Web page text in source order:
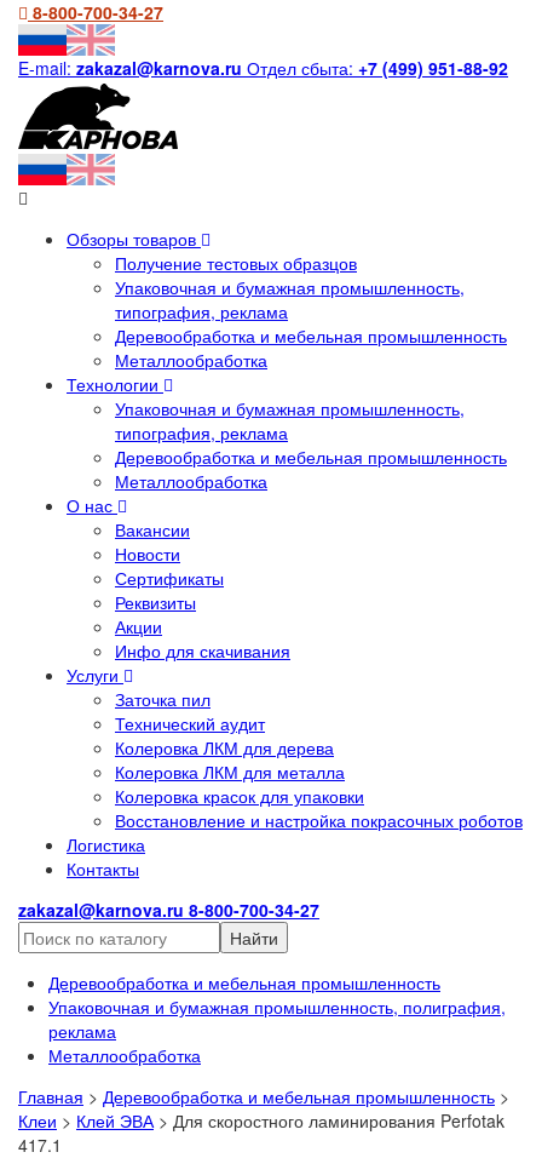
8-800-700-34-27
E-mail: zakazal@karnova.ru Отдел сбыта: +7 (499) 951-88-92
Обзоры товаров
Получение тестовых образцов
Упаковочная и бумажная промышленность,
типография, реклама
Деревообработка и мебельная промышленность
Металлообработка
Технологии
Упаковочная и бумажная промышленность,
типография, реклама
Деревообработка и мебельная промышленность
Металлообработка
О нас
Вакансии
Новости
Сертификаты
Реквизиты
Акции
Инфо для скачивания
Услуги
Заточка пил
Технический аудит
Колеровка ЛКМ для дерева
Колеровка ЛКМ для металла
Колеровка красок для упаковки
Восстановление и настройка покрасочных роботов
Логистика
Контакты
zakazal@karnova.ru 8-800-700-34-27
Найти
Деревообработка и мебельная промышленность
Упаковочная и бумажная промышленность, полиграфия,
реклама
Металлообработка
Главная > Деревообработка и мебельная промышленность >
Клеи > Клей ЭВА > Для скоростного ламинирования Perfotak
417.1